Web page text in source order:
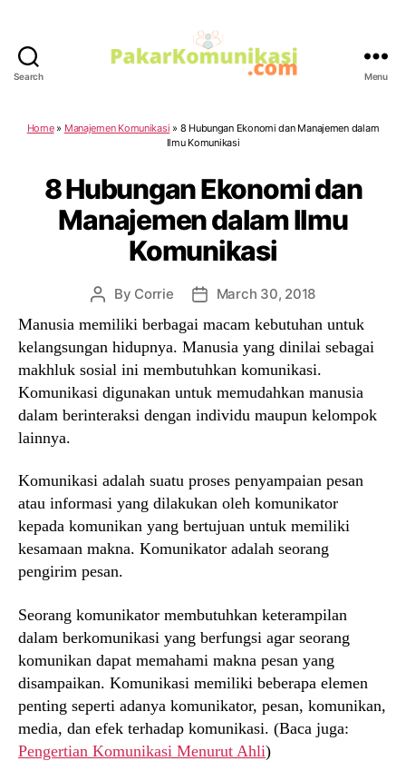
Search Menu
Home» Manajemen Komunikasi » 8 Hubungan Ekonomi dan Manajemen dalam
Ilmu Komunikasi
8 Hubungan Ekonomi dan
Manajemen dalam Ilmu
Komunikasi
Post
author
By Corrie
PostMarch 30, 2018
Manusia memiliki berbagai macam kebutuhan untuk
kelangsungan hidupnya. Manusia yang dinilai sebagai
makhluk sosial ini membutuhkan komunikasi.
Komunikasi digunakan untuk memudahkan manusia
dalam berinteraksi dengan individu maupun kelompok
lainnya.
Komunikasi adalah suatu proses penyampaian pesan
atau informasi yang dilakukan oleh komunikator
kepada komunikan yang bertujuan untuk memiliki
kesamaan makna. Komunikator adalah seorang
pengirim pesan.
Seorang komunikator membutuhkan keterampilan
dalam berkomunikasi yang berfungsi agar seorang
komunikan dapat memahami makna pesan yang
disampaikan. Komunikasi memiliki beberapa elemen
penting seperti adanya komunikator, pesan, komunikan,
media, dan efek terhadap komunikasi. (Baca juga:
Pengertian Komunikasi Menurut Ahli)